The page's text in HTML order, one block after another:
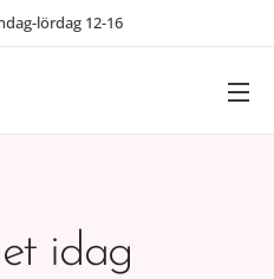
lördag 12-16
idag